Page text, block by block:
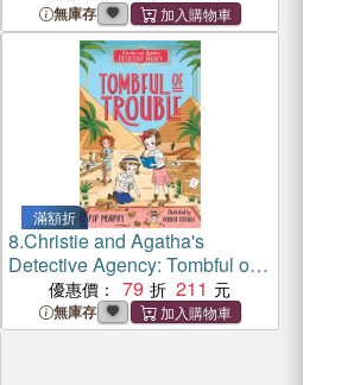
無庫存
滿額折
8.Christie and Agatha's
Detective Agency: Tombful of
Trouble優惠價： 79 211
無庫存